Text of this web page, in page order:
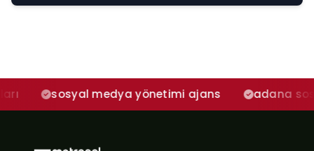
medya yönetimi ajans adana sosyal medya